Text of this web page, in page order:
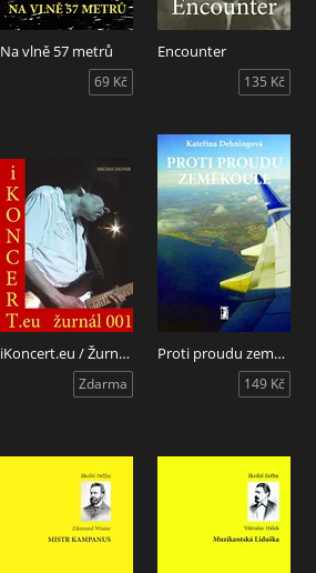
Na vlně 57 metrů
69 Kč
Encounter
135 Kč
iKoncert.eu / Žurnál 001
Zdarma
Proti proudu zeměkoule
149 Kč